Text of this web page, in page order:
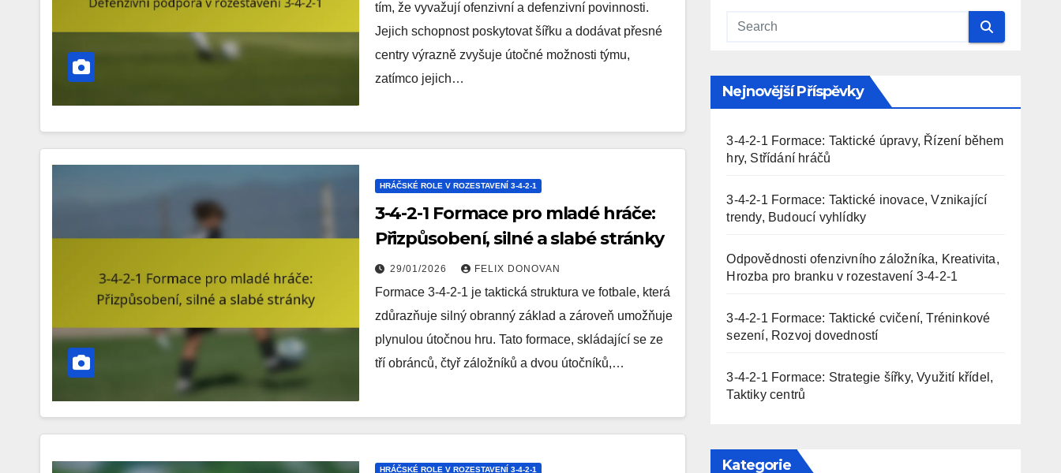
tím, že vyvažují ofenzivní a defenzivní povinnosti.
Jejich schopnost poskytovat šířku a dodávat přesné
centry výrazně zvyšuje útočné možnosti týmu,
zatímco jejich…
HRÁČSKÉ ROLE V ROZESTAVENÍ 3-4-2-1
3-4-2-1 Formace pro mladé hráče:
Přizpůsobení, silné a slabé stránky
29/01/2026 FELIX DONOVAN
Formace 3-4-2-1 je taktická struktura ve fotbale, která
zdůrazňuje silný obranný základ a zároveň umožňuje
plynulou útočnou hru. Tato formace, skládající se ze
tří obránců, čtyř záložníků a dvou útočníků,…
HRÁČSKÉ ROLE V ROZESTAVENÍ 3-4-2-1
Nejnovější Příspěvky
3-4-2-1 Formace: Taktické úpravy, Řízení během
hry, Střídání hráčů
3-4-2-1 Formace: Taktické inovace, Vznikající
trendy, Budoucí vyhlídky
Odpovědnosti ofenzivního záložníka, Kreativita,
Hrozba pro branku v rozestavení 3-4-2-1
3-4-2-1 Formace: Taktické cvičení, Tréninkové
sezení, Rozvoj dovedností
3-4-2-1 Formace: Strategie šířky, Využití křídel,
Taktiky centrů
Kategorie